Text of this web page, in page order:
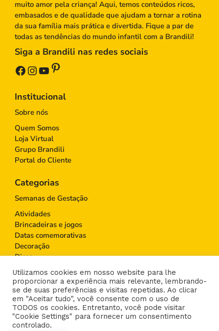
muito amor pela criança! Aqui, temos conteúdos ricos,
embasados e de qualidade que ajudam a tornar a rotina
da sua família mais prática e divertida. Fique a par de
todas as tendências do mundo infantil com a Brandili!
Siga a Brandili nas redes sociais
Facebook
Instagram
Youtube
Pinterest
Institucional
Sobre nós
Quem Somos
Loja Virtual
Grupo Brandili
Portal do Cliente
Categorias
Semanas de Gestação
Atividades
Brincadeiras e jogos
Datas comemorativas
Decoração
Dicas
Educação Infantil
Gravidez
Maternidade
Moda infantil
Paternidade
Saúde
Utilizamos cookies em nosso website para lhe
proporcionar a experiência mais relevante, lembrando-
se de suas preferências e visitas repetidas. Ao clicar
em "Aceitar tudo", você consente com o uso de
TODOS os cookies. Entretanto, você pode visitar
"Cookie Settings" para fornecer um consentimento
controlado.